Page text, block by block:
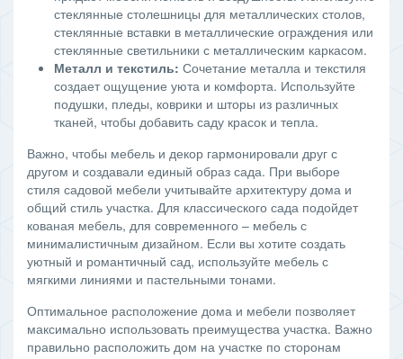
стеклянные столешницы для металлических столов,
стеклянные вставки в металлические ограждения или
стеклянные светильники с металлическим каркасом.
Металл и текстиль: Сочетание металла и текстиля
создает ощущение уюта и комфорта. Используйте
подушки, пледы, коврики и шторы из различных
тканей, чтобы добавить саду красок и тепла.
Важно, чтобы мебель и декор гармонировали друг с
другом и создавали единый образ сада. При выборе
стиля садовой мебели учитывайте архитектуру дома и
общий стиль участка. Для классического сада подойдет
кованая мебель, для современного – мебель с
минималистичным дизайном. Если вы хотите создать
уютный и романтичный сад, используйте мебель с
мягкими линиями и пастельными тонами.
Оптимальное расположение дома и мебели позволяет
максимально использовать преимущества участка. Важно
правильно расположить дом на участке по сторонам